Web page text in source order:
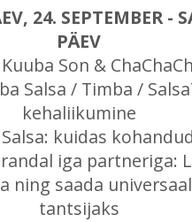
24. SEPTEMBER -
PÄEV
Son &
Salsa / Timba /
kehaliikumine
kuidas
iga partneriga:
ning saada
tantsijaks